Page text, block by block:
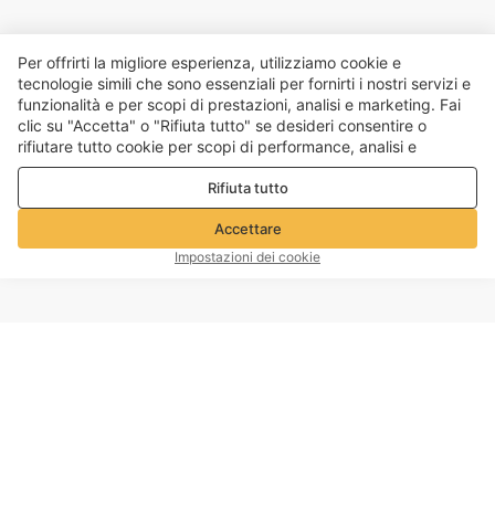
Per offrirti la migliore esperienza, utilizziamo cookie e
tecnologie simili che sono essenziali per fornirti i nostri servizi e
funzionalità e per scopi di prestazioni, analisi e marketing. Fai
clic su "Accetta" o "Rifiuta tutto" se desideri consentire o
rifiutare tutto cookie per scopi di performance, analisi e
marketing. Per maggiori dettagli consultare la nostraPolitica
Rifiuta tutto
Accettare
Impostazioni dei cookie